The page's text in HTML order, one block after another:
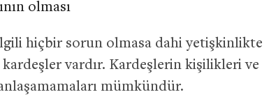
olması
hiçbir sorun olmasa dahi yetişkinlikte
vardır. Kardeşlerin kişilikleri ve
mümkündür.